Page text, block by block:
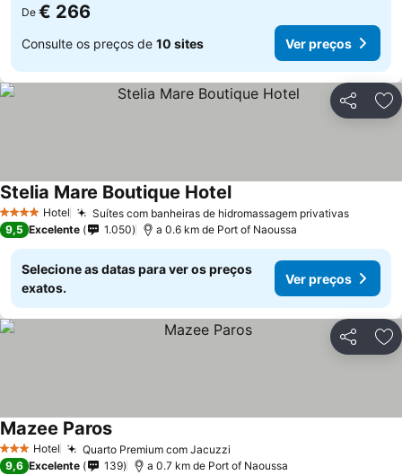
De € 266
Consulte os preços de 10 sites Ver preços
Partilhar
4 EstrelasHotel Suítes com banheiras de hidromassagem privativasVer
Stelia Mare Boutique HotelVer preços
9,5 Excelente 1.050 a 0.6 km de Port of Naoussa
Selecione as datas para ver os preços
exatos.
Ver preços
Partilhar
3 EstrelasHotel Quarto Premium com Jacuzzi
Mazee ParosVer preços
9,6 Excelente 139 a 0.7 km de Port of Naoussa